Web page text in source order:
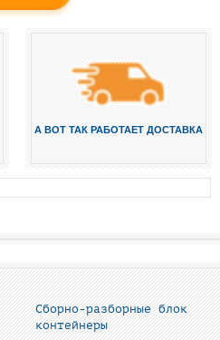
А ВОТ ТАК РАБОТАЕТ ДОСТАВКА
Сборно-разборные блок
контейнеры